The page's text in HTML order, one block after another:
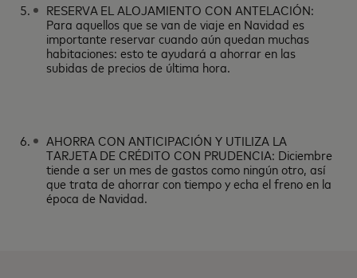
RESERVA EL ALOJAMIENTO CON ANTELACIÓN:
Para aquellos que se van de viaje en Navidad es
importante reservar cuando aún quedan muchas
habitaciones: esto te ayudará a ahorrar en las
subidas de precios de última hora.
AHORRA CON ANTICIPACIÓN Y UTILIZA LA
TARJETA DE CRÉDITO CON PRUDENCIA: Diciembre
tiende a ser un mes de gastos como ningún otro, así
que trata de ahorrar con tiempo y echa el freno en la
época de Navidad.